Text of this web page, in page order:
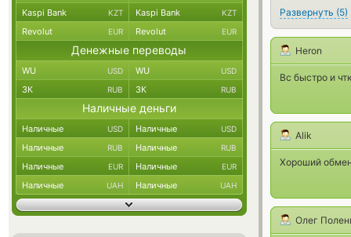
Развернуть (5)
Heron
Вс быстро и
Alik
Хороший
Олег
Kaspi Bank KZT Kaspi Bank KZT
Revolut EUR Revolut EUR
Денежные переводы
WU USD WU USD
ЗК RUB ЗК RUB
Наличные деньги
Наличные USD Наличные USD
Наличные RUB Наличные RUB
Наличные EUR Наличные EUR
Наличные UAH Наличные UAH